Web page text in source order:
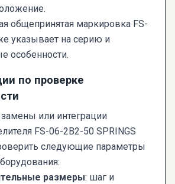
общепринятая маркировка FS-
указывает на серию и
особенности.
по проверке
или интеграции
FS-06-2В2-50 SPRINGS
следующие параметры
размеры: шаг и